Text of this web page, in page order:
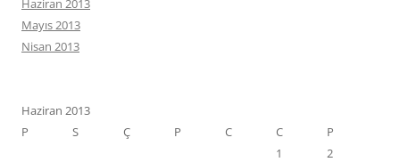
Haziran 2013
Mayıs 2013
Nisan 2013
Haziran 2013
P
S Ç P C C
P
1
2